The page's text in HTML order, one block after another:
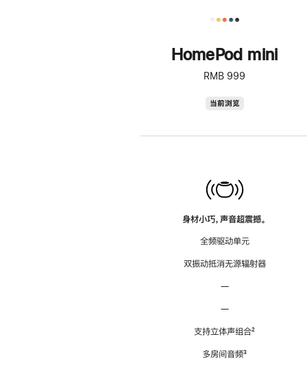
HomePod mini
RMB 999
当前浏览
身材小巧，声音超震撼。
全频驱动单元
双振动抵消无源辐射器
—
—
支持立体声组合脚
²
多房间音频脚
³